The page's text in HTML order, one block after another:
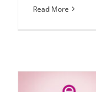
Read More